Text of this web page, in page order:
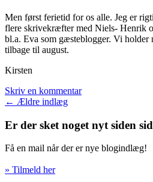
Men først ferietid for os alle. Jeg er
flere skrivekræfter med Niels- Henrik
bl.a. Eva som gæsteblogger. Vi holder
tilbage til august.
Kirsten
Skriv en kommentar
Indlægsnavigation
← Ældre indlæg
Er der sket noget nyt siden
Få en mail når der er nye blogindlæg!
» Tilmeld her